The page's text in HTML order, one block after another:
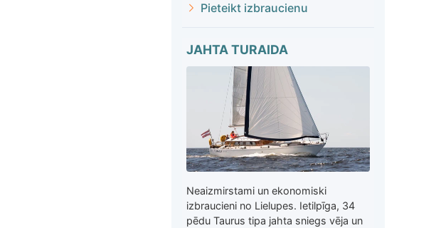
Pieteikt izbraucienu
JAHTA TURAIDA
Neaizmirstami un ekonomiski
izbraucieni no Lielupes. Ietilpīga, 34
pēdu Taurus tipa jahta sniegs vēja un